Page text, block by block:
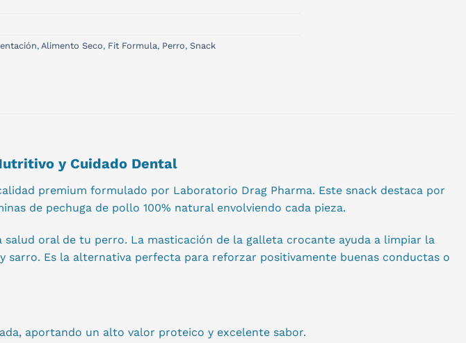
, Alimento Seco, Fit Formula, Perro, Snack
y Cuidado Dental
premium formulado por Laboratorio Drag Pharma. Este snack destaca por
de pechuga de pollo 100% natural envolviendo cada pieza.
oral de tu perro. La masticación de la galleta crocante ayuda a limpiar la
Es la alternativa perfecta para reforzar positivamente buenas conductas o
aportando un alto valor proteico y excelente sabor.